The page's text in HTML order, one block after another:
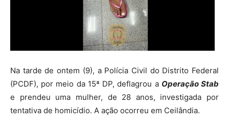
Na tarde de ontem (9), a Polícia Civil do Distrito Federal
(PCDF), por meio da 15ª DP, deflagrou a Operação Stab
e prendeu uma mulher, de 28 anos, investigada por
tentativa de homicídio. A ação ocorreu em Ceilândia.